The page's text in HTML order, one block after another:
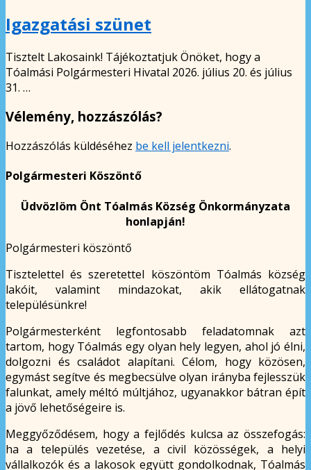
Igazgatási szünet
Tisztelt Lakosaink! Tájékoztatjuk Önöket, hogy a
Tóalmási Polgármesteri Hivatal 2026. július 20. és július
31. …
Vélemény, hozzászólás?
Hozzászólás küldéséhez be kell jelentkezni.
Polgármesteri Köszöntő
Üdvözlöm Önt Tóalmás Község Önkormányzata
honlapján!
Polgármesteri köszöntő
Tisztelettel és szeretettel köszöntöm Tóalmás község
lakóit, valamint mindazokat, akik ellátogatnak
településünkre!
Polgármesterként legfontosabb feladatomnak azt
tartom, hogy Tóalmás egy olyan hely legyen, ahol jó élni,
dolgozni és családot alapítani. Célom, hogy közösen,
egymást segítve és megbecsülve olyan irányba fejlesszük
falunkat, amely méltó múltjához, ugyanakkor bátran épít
a jövő lehetőségeire is.
Meggyőződésem, hogy a fejlődés kulcsa az összefogás:
ha a település vezetése, a civil közösségek, a helyi
vállalkozók és a lakosok együtt gondolkodnak, Tóalmás